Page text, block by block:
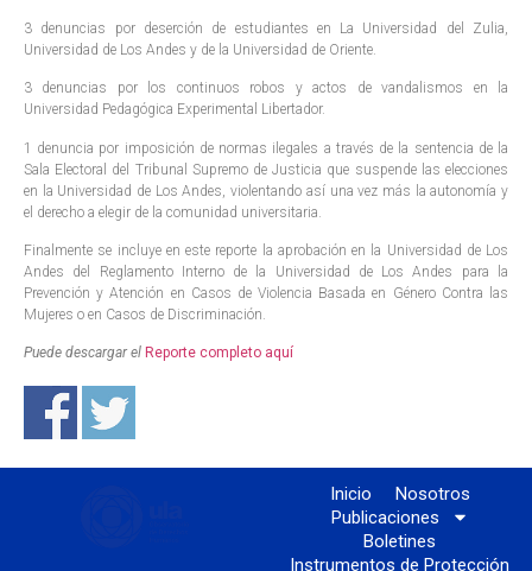
3 denuncias por deserción de estudiantes en La Universidad del Zulia,
Universidad de Los Andes y de la Universidad de Oriente.
3 denuncias por los continuos robos y actos de vandalismos en la
Universidad Pedagógica Experimental Libertador.
1 denuncia por imposición de normas ilegales a través de la sentencia de la
Sala Electoral del Tribunal Supremo de Justicia que suspende las elecciones
en la Universidad de Los Andes, violentando así una vez más la autonomía y
el derecho a elegir de la comunidad universitaria.
Finalmente se incluye en este reporte la aprobación en la Universidad de Los
Andes del Reglamento Interno de la Universidad de Los Andes para la
Prevención y Atención en Casos de Violencia Basada en Género Contra las
Mujeres o en Casos de Discriminación.
Puede descargar el Reporte completo aquí
Inicio
Nosotros
Publicaciones
Boletines
Instrumentos de Protección